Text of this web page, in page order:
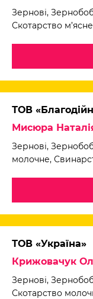
Зернові,
Скотарство
ТОВ
Мисюра
Зернові,
молочне,
ТОВ «Україна»
Крижовачук
Зернові,
Скотарство